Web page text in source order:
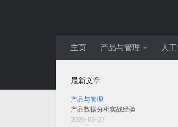
主页 产品与管理 人
最新文章
产品与管理
产品数据分析实战经验
2026-05-27